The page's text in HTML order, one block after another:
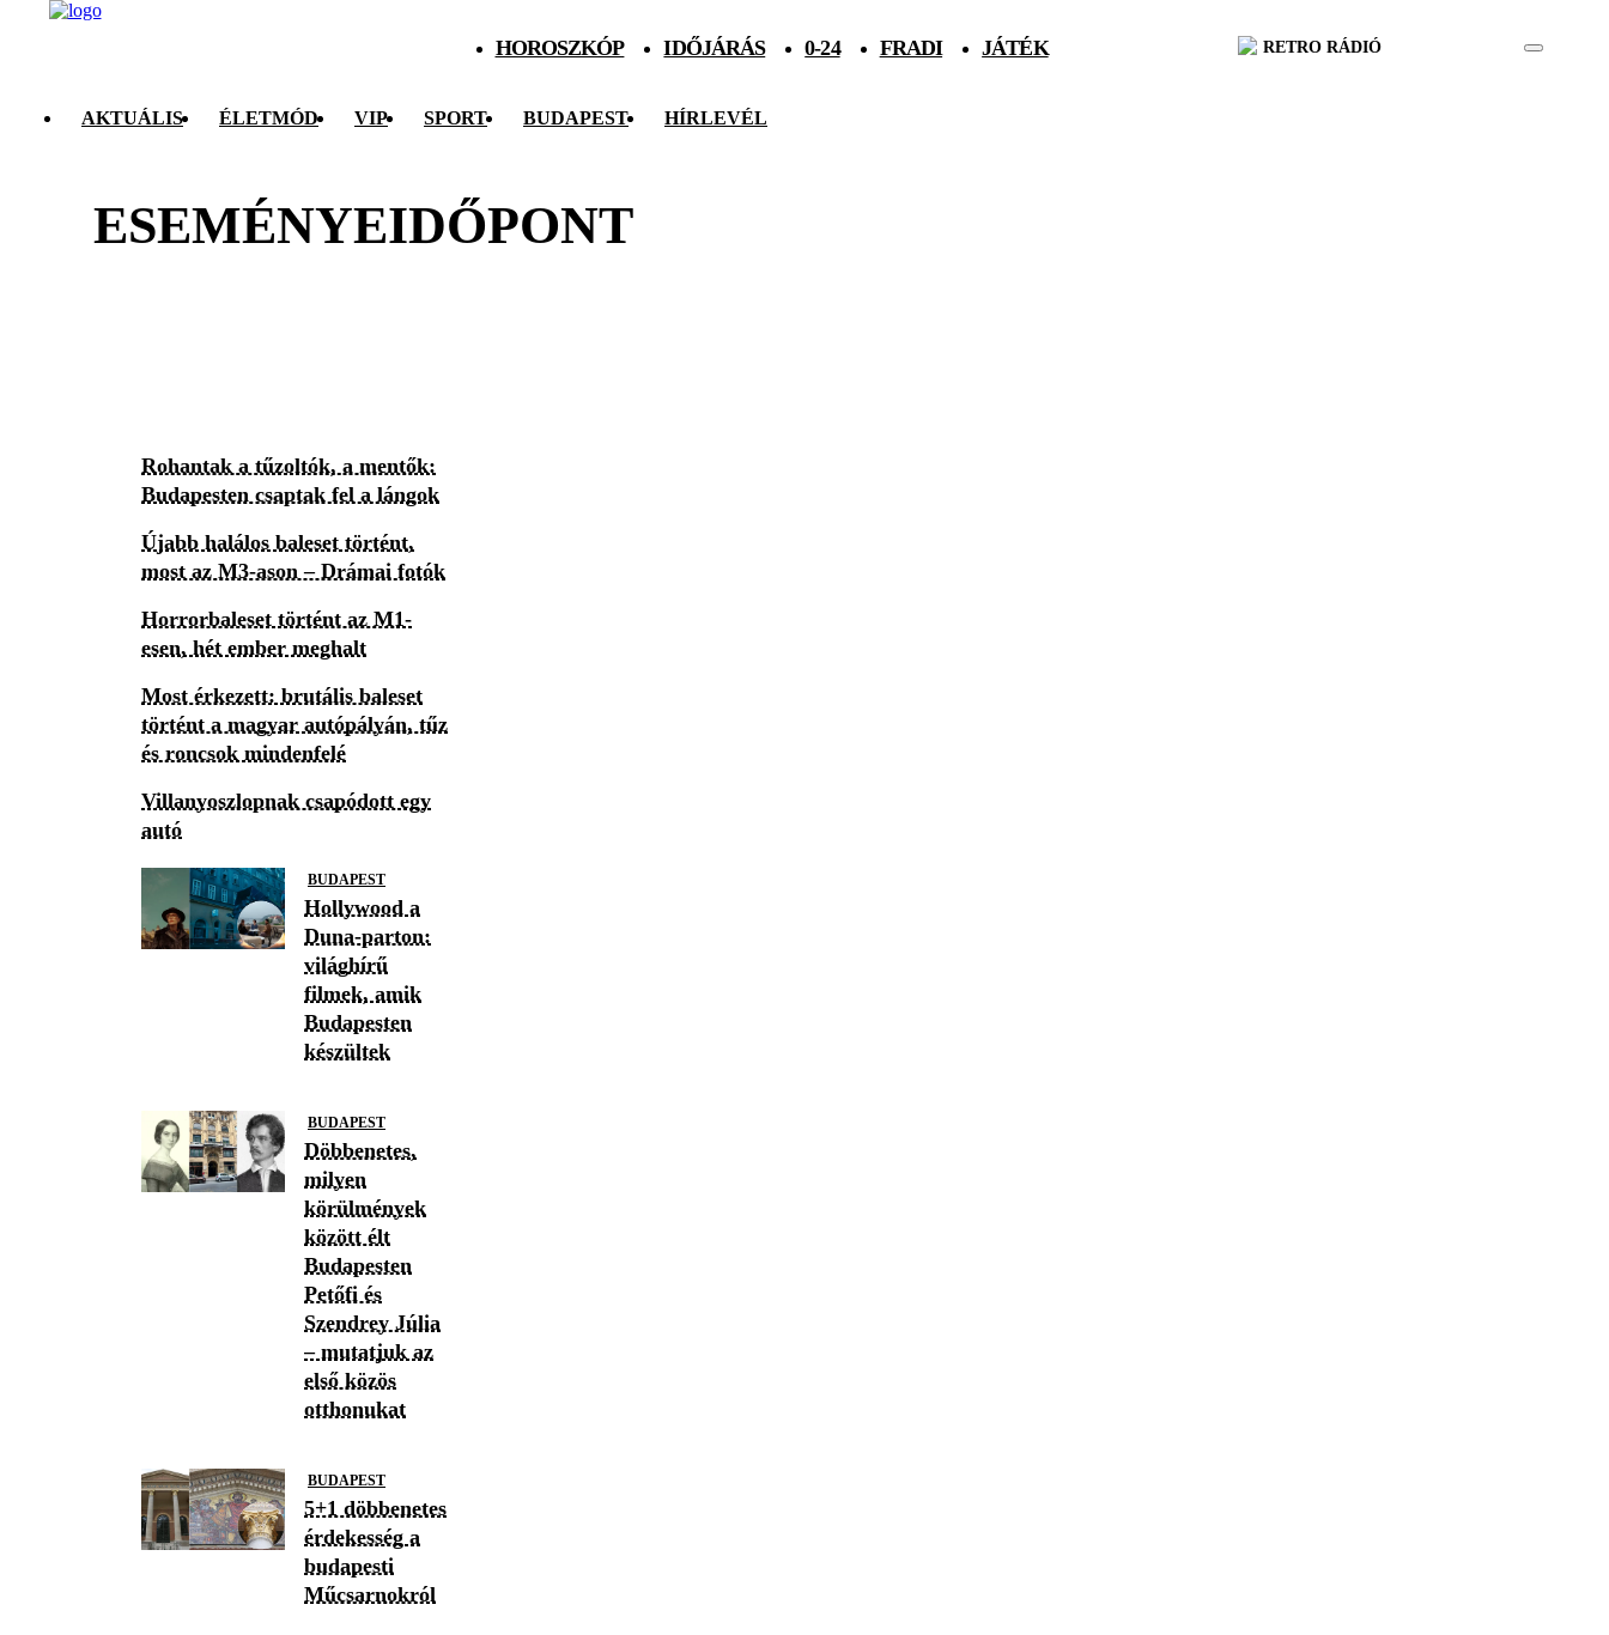
HOROSZKÓP IDŐJÁRÁS 0-24 FRADI JÁTÉK RETRO RÁDIÓ
AKTUÁLIS ÉLETMÓD VIP SPORT BUDAPEST HÍRLEVÉL
ESEMÉNYEIDŐPONT
Rohantak a tűzoltók, a mentők:
Budapesten csaptak fel a lángok
Újabb halálos baleset történt,
most az M3-ason – Drámai fotók
Horrorbaleset történt az M1-
esen, hét ember meghalt
Most érkezett: brutális baleset
történt a magyar autópályán, tűz
és roncsok mindenfelé
Villanyoszlopnak csapódott egy
autó
BUDAPEST
Hollywood a
Duna-parton:
világhírű
filmek, amik
Budapesten
készültek
BUDAPEST
Döbbenetes,
milyen
körülmények
között élt
Budapesten
Petőfi és
Szendrey Júlia
– mutatjuk az
első közös
otthonukat
BUDAPEST
5+1 döbbenetes
érdekesség a
budapesti
Műcsarnokról